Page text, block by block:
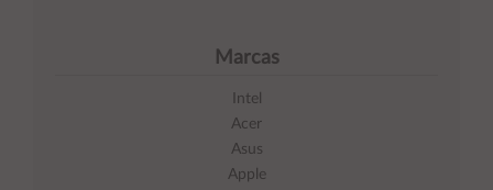
Marcas
Intel
Acer
Asus
Apple